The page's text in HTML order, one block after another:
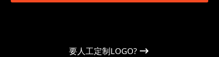
要人工定制LOGO?